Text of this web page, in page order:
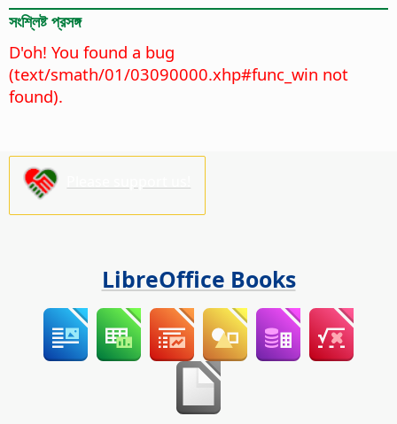
সংশ্লিষ্ট প্রসঙ্গ
D'oh! You found a bug
(text/smath/01/03090000.xhp#func_win not
found).
LibreOffice Books